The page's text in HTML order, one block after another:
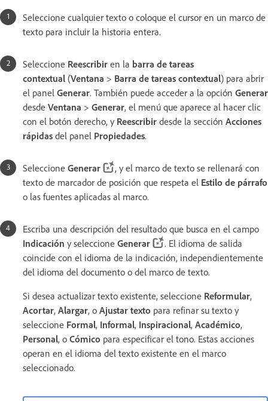
Seleccione cualquier texto o coloque el cursor en un marco de
texto para incluir la historia entera.
Seleccione Reescribir en la barra de tareas
contextual (Ventana > Barra de tareas contextual) para abrir
el panel Generar. También puede acceder a la opción Generar
desde Ventana > Generar, el menú que aparece al hacer clic
con el botón derecho, y Reescribir desde la sección Acciones
rápidas del panel Propiedades.
Seleccione Generar
, y el marco de texto se rellenará con
texto de marcador de posición que respeta el Estilo de párrafo
o las fuentes aplicadas al marco.
Escriba una descripción del resultado que busca en el campo
Indicación y seleccione Generar
. El idioma de salida
coincide con el idioma de la indicación, independientemente
del idioma del documento o del marco de texto.
Si desea actualizar texto existente, seleccione Reformular,
Acortar, Alargar, o Ajustar texto para refinar su texto y
seleccione Formal, Informal, Inspiracional, Académico,
Personal, o Cómico para especificar el tono. Estas acciones
operan en el idioma del texto existente en el marco
seleccionado.